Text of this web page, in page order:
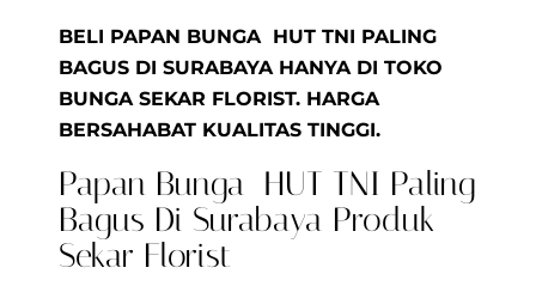
BELI PAPAN BUNGA HUT TNI PALING
BAGUS DI SURABAYA HANYA DI TOKO
BUNGA SEKAR FLORIST. HARGA
BERSAHABAT KUALITAS TINGGI.
Papan Bunga HUT TNI Paling
Bagus Di Surabaya Produk
Sekar Florist